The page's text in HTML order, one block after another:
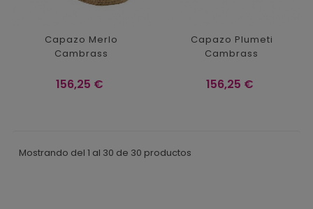
Capazo Merlo
Cambrass
Precio
156,25 €
Capazo Plumeti
Cambrass
Precio
156,25 €
Mostrando del 1 al 30 de 30 productos